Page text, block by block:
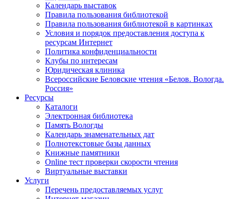
Календарь выставок
Правила пользования библиотекой
Правила пользования библиотекой в картинках
Условия и порядок предоставления доступа к
ресурсам Интернет
Политика конфиденциальности
Клубы по интересам
Юридическая клиника
Всероссийские Беловские чтения «Белов. Вологда.
Россия»
Ресурсы
Каталоги
Электронная библиотека
Память Вологды
Календарь знаменательных дат
Полнотекстовые базы данных
Книжные памятники
Online тест проверки скорости чтения
Виртуальные выставки
Услуги
Перечень предоставляемых услуг